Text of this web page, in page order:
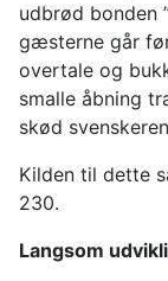
udbrød bonden
gæsterne går
overtale og
smalle åbning
skød
Kilden til dette
230.
Langsom